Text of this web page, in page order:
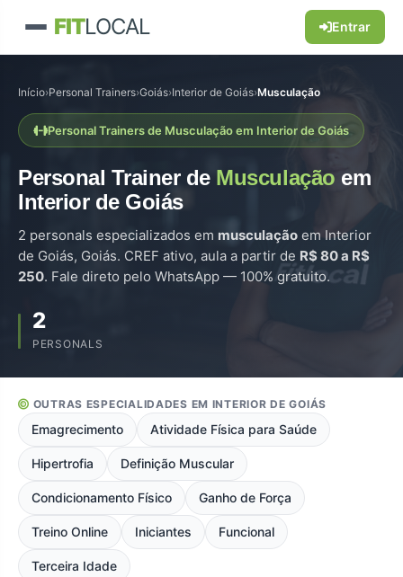
FITLOCAL Entrar
Início›Personal Trainers›Goiás›Interior de Goiás›Musculação
Personal Trainers de Musculação em Interior de Goiás
Personal Trainer de Musculação em
Interior de Goiás
2 personals especializados em musculação em Interior
de Goiás, Goiás. CREF ativo, aula a partir de R$ 80 a R$
250. Fale direto pelo WhatsApp — 100% gratuito.
2
PERSONALS
OUTRAS ESPECIALIDADES EM INTERIOR DE GOIÁS
Emagrecimento Atividade Física para Saúde
Hipertrofia Definição Muscular
Condicionamento Físico Ganho de Força
Treino Online Iniciantes Funcional
Terceira Idade